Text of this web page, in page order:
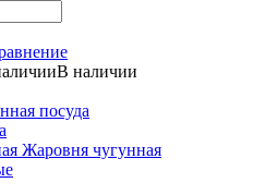
В наличии
посуда
Жаровня чугунная